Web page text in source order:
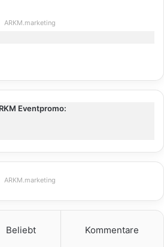
ARKM.marketing
Eventpromo:
ARKM.marketing
Beliebt Kommentare